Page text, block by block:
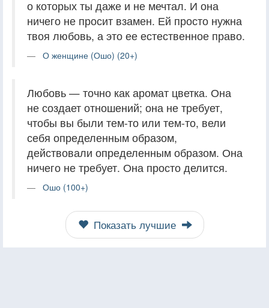
о которых ты даже и не мечтал. И она
ничего не просит взамен. Ей просто нужна
твоя любовь, а это ее естественное право.
О женщине (Ошо) (20+)
Любовь — точно как аромат цветка. Она
не создает отношений; она не требует,
чтобы вы были тем-то или тем-то, вели
себя определенным образом,
действовали определенным образом. Она
ничего не требует. Она просто делится.
Ошо (100+)
Показать лучшие